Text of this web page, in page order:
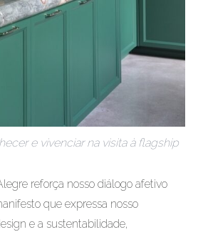
e vivenciar na visita à flagship
reforça nosso diálogo afetivo
que expressa nosso
e a sustentabilidade,